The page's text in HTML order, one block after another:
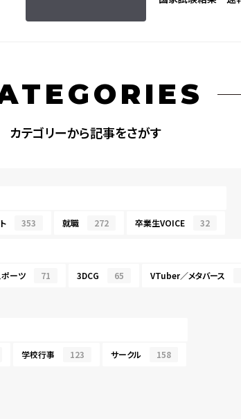
カテゴリーから記事をさがす
353 就職 272 卒業生VOICE 32
ーツ 71 3DCG 65 VTuber／メタバース
学校行事 123 サークル 158